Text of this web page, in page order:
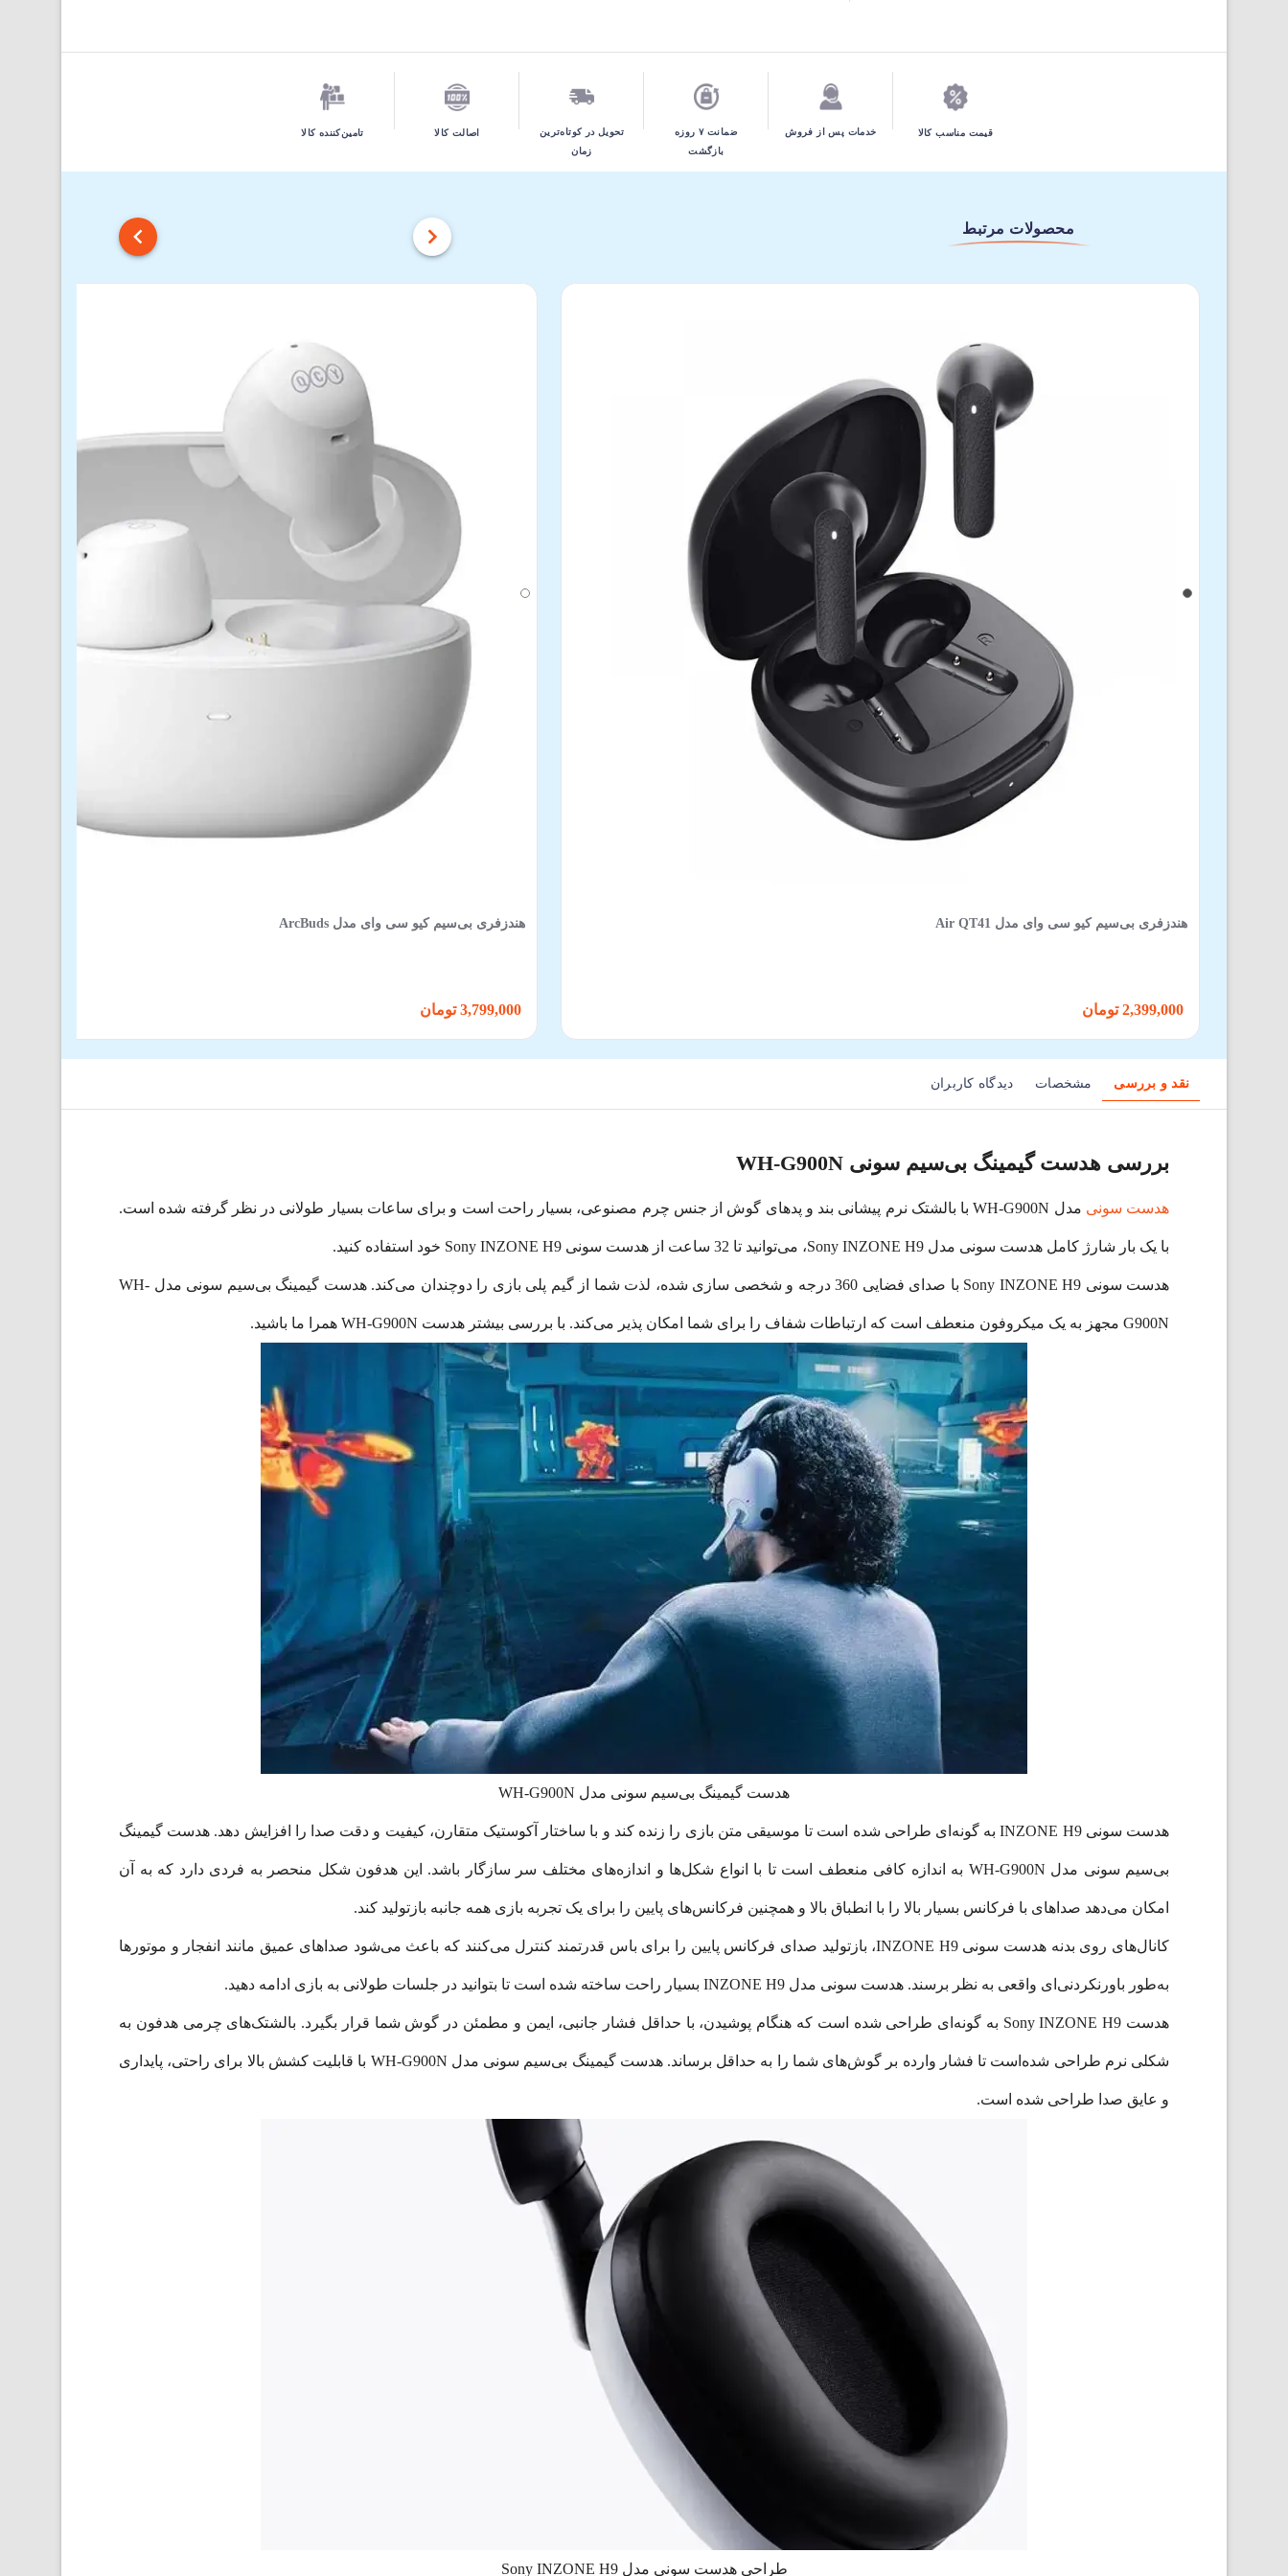
قیمت مناسب کالا خدمات پس از فروش
ضمانت ۷ روزه
بازگشت
تحویل در کوتاه‌ترین
زمان
اصالت کالا تامین‌کننده کالا
محصولات مرتبط
هندزفری بی‌سیم کیو سی وای مدل Air QT41 هندزفری بی‌سیم کیو سی وای مدل ArcBuds
نقد و بررسی مشخصات دیدگاه کاربران
بررسی هدست گیمینگ بی‌سیم سونی WH-G900N
هدست سونی مدل WH-G900N با بالشتک نرم پیشانی بند و پدهای گوش از جنس چرم مصنوعی، بسیار راحت است و برای ساعات بسیار طولانی در نظر گرفته شده است.
با یک بار شارژ کامل هدست سونی مدل Sony INZONE H9، می‌توانید تا 32 ساعت از هدست سونی Sony INZONE H9 خود استفاده کنید.
هدست سونی Sony INZONE H9 با صدای فضایی 360 درجه و شخصی سازی شده، لذت شما از گیم پلی بازی را دوچندان می‌کند. هدست گیمینگ بی‌سیم سونی مدل WH-
G900N مجهز به یک میکروفون منعطف است که ارتباطات شفاف را برای شما امکان پذیر می‌کند. با بررسی بیشتر هدست WH-G900N همرا ما باشید.
هدست گیمینگ بی‌سیم سونی مدل WH-G900N
هدست سونی INZONE H9 به گونه‌ای طراحی شده است تا موسیقی متن بازی را زنده کند و با ساختار آکوستیک متقارن، کیفیت و دقت صدا را افزایش دهد. هدست گیمینگ
بی‌سیم سونی مدل WH-G900N به اندازه کافی منعطف است تا با انواع شکل‌ها و اندازه‌های مختلف سر سازگار باشد. این هدفون شکل منحصر به فردی دارد که به آن
امکان می‌دهد صداهای با فرکانس بسیار بالا را با انطباق بالا و همچنین فرکانس‌های پایین را برای یک تجربه بازی همه جانبه بازتولید کند.
کانال‌های روی بدنه هدست سونی INZONE H9، بازتولید صدای فرکانس پایین را برای باس قدرتمند کنترل می‌کنند که باعث می‌شود صداهای عمیق مانند انفجار و موتورها
به‌طور باورنکردنی‌ای واقعی به نظر برسند. هدست سونی مدل INZONE H9 بسیار راحت ساخته‌ شده است تا بتوانید در جلسات طولانی به بازی ادامه دهید.
هدست Sony INZONE H9 به گونه‌ای طراحی شده است که هنگام پوشیدن، با حداقل فشار جانبی، ایمن و مطمئن در گوش شما قرار بگیرد. بالشتک‌های چرمی هدفون به
شکلی نرم طراحی شده‌است تا فشار وارده بر گوش‌های شما را به حداقل برساند. هدست گیمینگ بی‌سیم سونی مدل WH-G900N با قابلیت کشش بالا برای راحتی، پایداری
و عایق صدا طراحی شده است.
طراحی هدست سونی مدل Sony INZONE H9